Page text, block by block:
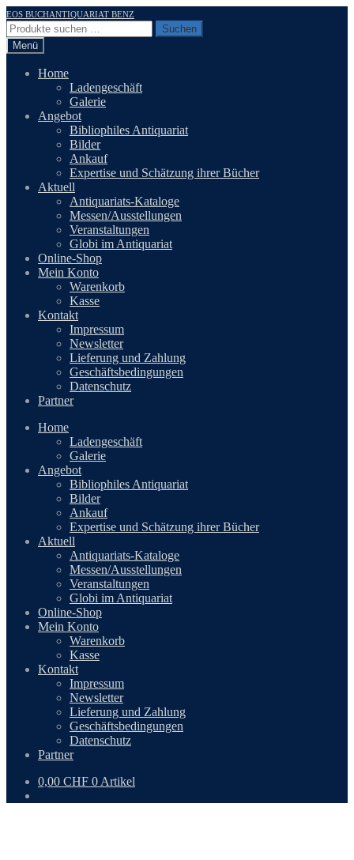
Zur
Navigation
springen
Zum
Inhalt
springen
EOS BUCHANTIQUARIAT BENZ
Suchen
nach:
Suchen
Menü
Home
Ladengeschäft
Galerie
Angebot
Bibliophiles Antiquariat
Bilder
Ankauf
Expertise und Schätzung ihrer Bücher
Aktuell
Antiquariats-Kataloge
Messen/Ausstellungen
Veranstaltungen
Globi im Antiquariat
Online-Shop
Mein Konto
Warenkorb
Kasse
Kontakt
Impressum
Newsletter
Lieferung und Zahlung
Geschäftsbedingungen
Datenschutz
Partner
Home
Ladengeschäft
Galerie
Angebot
Bibliophiles Antiquariat
Bilder
Ankauf
Expertise und Schätzung ihrer Bücher
Aktuell
Antiquariats-Kataloge
Messen/Ausstellungen
Veranstaltungen
Globi im Antiquariat
Online-Shop
Mein Konto
Warenkorb
Kasse
Kontakt
Impressum
Newsletter
Lieferung und Zahlung
Geschäftsbedingungen
Datenschutz
Partner
0,00 CHF 0 Artikel